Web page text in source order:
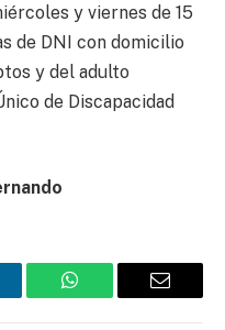
y viernes de 15
de DNI con domicilio
y del adulto
de Discapacidad
WhatsApp Email